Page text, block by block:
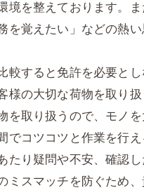
境を整えております。
を覚えたい」などの熱
較すると免許を必要と
様の大切な荷物を取り
を取り扱うので、モノ
でコツコツと作業を行
たり疑問や不安、確認
ミスマッチを防ぐため